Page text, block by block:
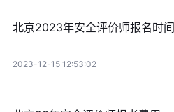
北京2023年安全评价师报名时间
2023-12-15 12:53:02